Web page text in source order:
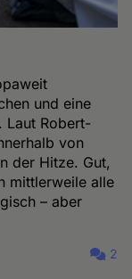
und eine
Laut Robert-
von
der Hitze. Gut,
mittlerweile alle
– aber
2